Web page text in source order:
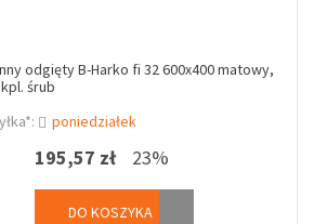
odgięty B-Harko fi 32 600x400 matowy,
śrub
poniedziałek
195,57 zł 23%
DO KOSZYKA